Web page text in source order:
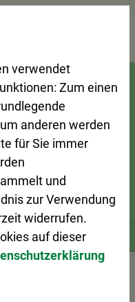
A)M)
Z)
Veranstaltung –
mit Schnellsuche
verwendet
Zum einen
anderen werden
für Sie immer
und
zur Verwendung
widerrufen.
auf dieser